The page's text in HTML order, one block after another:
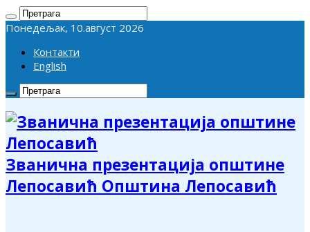
Понедељак, 10.август 2026
Контакти
English
Званична презентација општине
Лепосавић Општина Лепосавић